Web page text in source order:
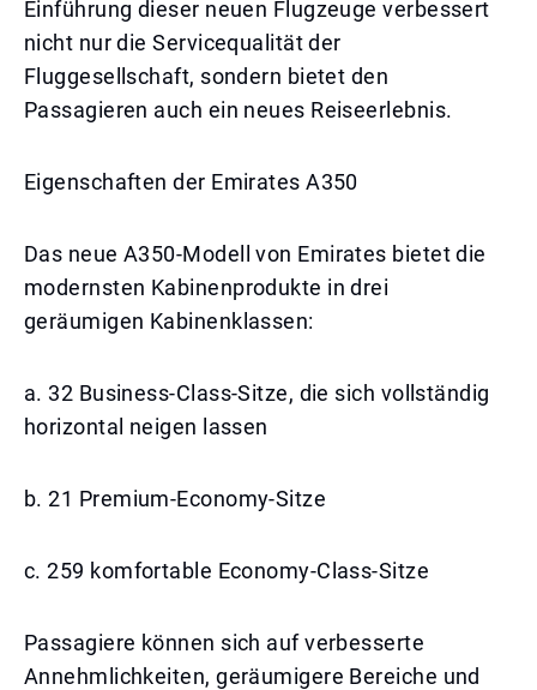
Einführung dieser neuen Flugzeuge verbessert
nicht nur die Servicequalität der
Fluggesellschaft, sondern bietet den
Passagieren auch ein neues Reiseerlebnis.
Eigenschaften der Emirates A350
Das neue A350-Modell von Emirates bietet die
modernsten Kabinenprodukte in drei
geräumigen Kabinenklassen:
a. 32 Business-Class-Sitze, die sich vollständig
horizontal neigen lassen
b. 21 Premium-Economy-Sitze
c. 259 komfortable Economy-Class-Sitze
Passagiere können sich auf verbesserte
Annehmlichkeiten, geräumigere Bereiche und